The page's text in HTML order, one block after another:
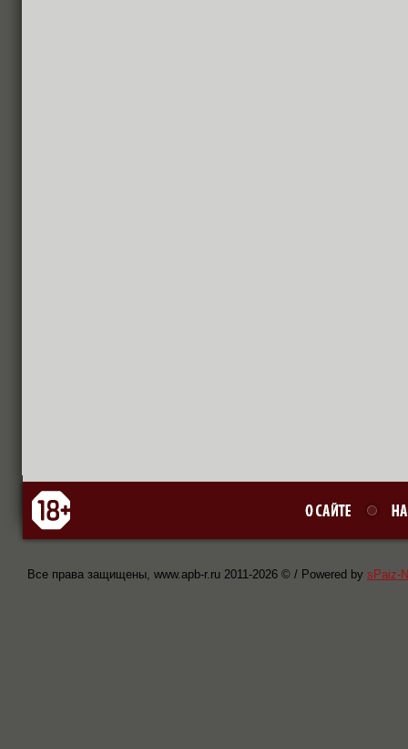
Все права защищены, www.apb-r.ru 2011-2026 © / Powered by sPaiz-